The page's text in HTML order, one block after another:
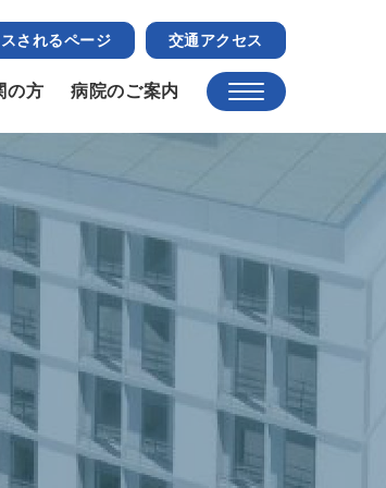
されるページ 交通アクセス
の方 病院のご案内